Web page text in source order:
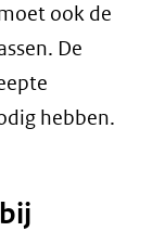
ook de
De
hebben.